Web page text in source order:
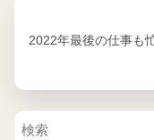
2022年最後の仕事も